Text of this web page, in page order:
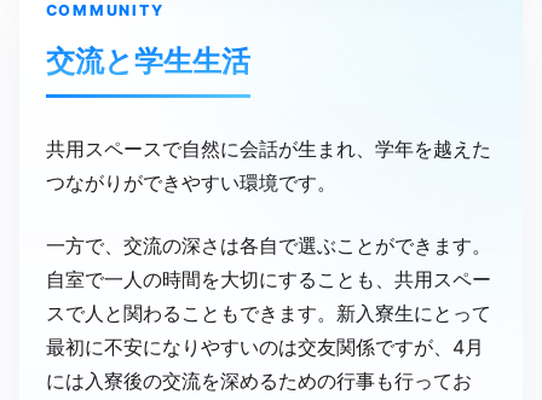
COMMUNITY
交流と​学生生活
共用スペースで自然に会話が生まれ、学年を越えた
つながりができやすい環境です。
一方で、交流の深さは各自で選ぶことができます。
自室で一人の時間を大切にすることも、共用スペー
スで人と関わることもできます。新入寮生にとって
最初に不安になりやすいのは交友関係ですが、4月
には入寮後の交流を深めるための行事も行ってお